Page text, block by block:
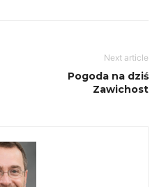
Next article
Pogoda na dziś
Zawichost